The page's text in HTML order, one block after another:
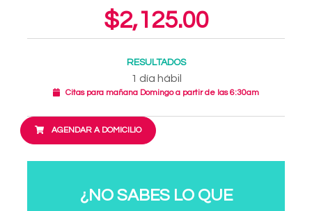
$2,125.00
RESULTADOS
1 día hábil
Citas para mañana Domingo a partir de las 6:30am
AGENDAR A DOMICILIO
¿NO SABES LO QUE